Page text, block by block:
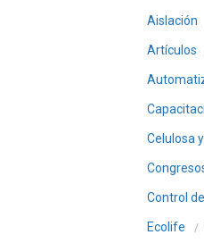
Aislación
Artículos
Celulosa
Control
Ecolife